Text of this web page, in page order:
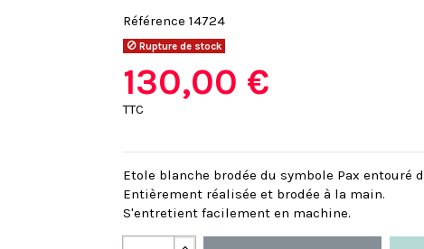
Référence 14724
Rupture de stock
130,00 €
TTC
Etole blanche brodée du symbole Pax entouré
Entièrement réalisée et brodée à la main.
S'entretient facilement en machine.